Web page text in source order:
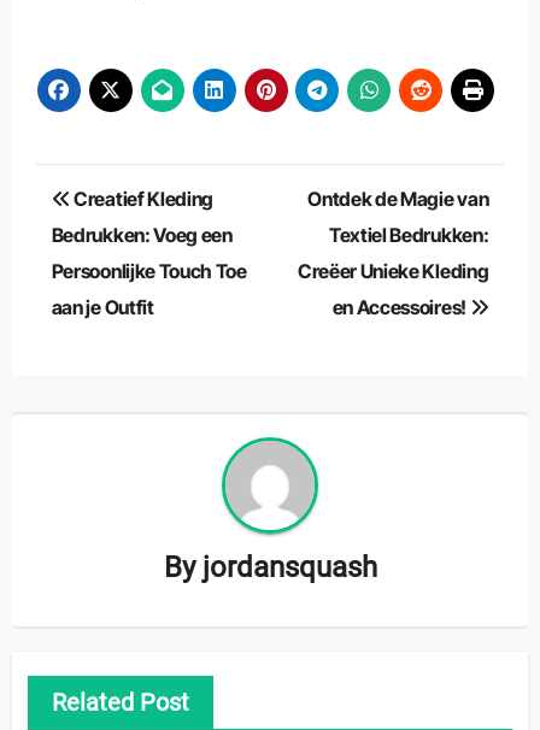
Berichtnavigatie
Creatief Kleding
Bedrukken: Voeg een
Persoonlijke Touch Toe
aan je Outfit
Ontdek de Magie van
Textiel Bedrukken:
Creëer Unieke Kleding
en Accessoires!
By jordansquash
Related Post